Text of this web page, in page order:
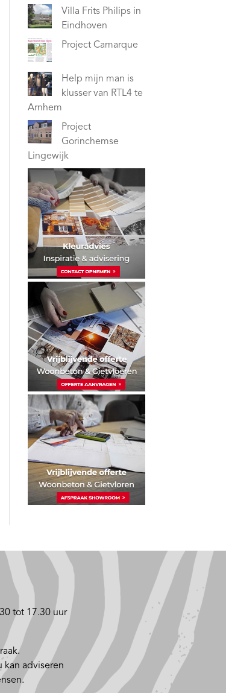
Villa Frits Philips in
Eindhoven
Project Camarque
Help mijn man is
klusser van RTL4 te
Arnhem
Project
Gorinchemse
Lingewijk
tot 17.30 uur
kan adviseren